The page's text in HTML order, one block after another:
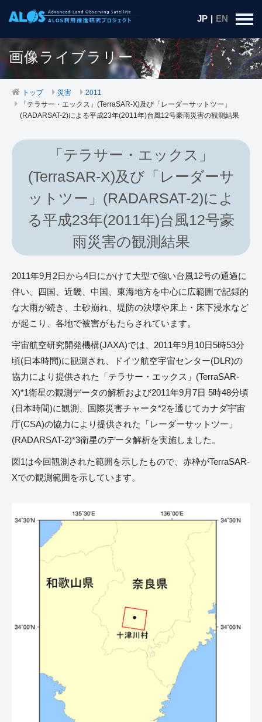
JP | EN
画像ライブラリー
トップ 災害
2011
「テラサー・エックス」(TerraSAR-X)及び「レーダーサットツー」
(RADARSAT-2)による平成23年(2011年)台風12号豪雨災害の観測結果
「テラサー・エックス」
(TerraSAR-X)及び「レーダーサ
ットツー」(RADARSAT-2)によ
る平成23年(2011年)台風12号豪
雨災害の観測結果
2011年9月2日から4日にかけて大型で強い台風12号の通過に
伴い、四国、近畿、中国、東海地方を中心に広範囲で記録的
な大雨が続き、土砂崩れ、堤防の決壊や床上・床下浸水など
が起こり、各地で被害がもたらされています。
宇宙航空研究開発機構(JAXA)では、2011年9月10日5時53分
頃(日本時間)に観測され、ドイツ航空宇宙センター(DLR)の
協力により提供された「テラサー・エックス」(TerraSAR-
X)*1衛星の観測データの解析および2011年9月7日 5時48分頃
(日本時間)に観測、国際災害チャータ*2を通じてカナダ宇宙
庁(CSA)の協力により提供された「レーダーサットツー」
(RADARSAT-2)*3衛星のデータ解析を実施しました。
図1は今回観測された範囲を示したもので、赤枠がTerraSAR-
Xでの観測範囲を示しています。